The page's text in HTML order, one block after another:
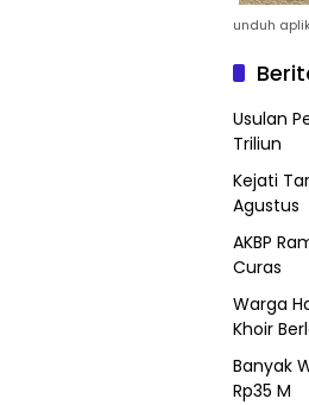
unduh
Usulan
Triliun
Kejati
Agustus
AKBP
Curas
Warga
Khoir
Banyak
Rp35 M